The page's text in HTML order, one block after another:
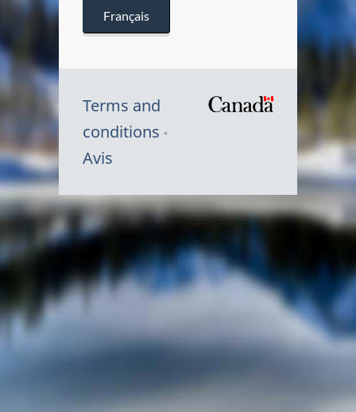
Français
Terms and
conditions
Avis
Symbole
du
Canada